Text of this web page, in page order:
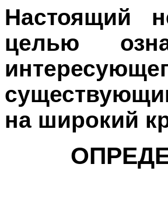
Настоящий
целью
на широкий